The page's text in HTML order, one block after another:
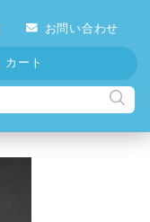
お問い合わせ
カート